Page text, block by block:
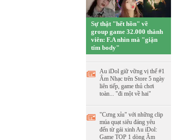
Sự thật "hết hồn" về
group game 32.000 thành
viên: F.A nhìn mà "giận
tím body"
Au iDol giữ vững vị thế #1
Âm Nhạc trên Store 5 ngày
liên tiếp, game thủ chơi
toàn... "đi một về hai"
"Cưng xỉu" với những clip
múa quạt siêu đáng yêu
đến từ gái xinh Au iDol:
Game TOP 1 dòng Âm